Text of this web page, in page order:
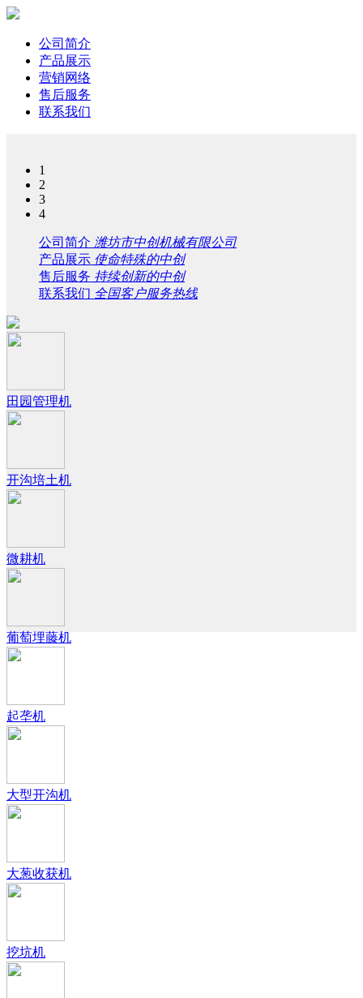
公司简介
产品展示
营销网络
售后服务
联系我们
1
2
3
4
公司简介 潍坊市中创机械有限公司
产品展示 使命特殊的中创
售后服务 持续创新的中创
联系我们 全国客户服务热线
田园管理机
开沟培土机
微耕机
葡萄埋藤机
起垄机
大型开沟机
大葱收获机
挖坑机